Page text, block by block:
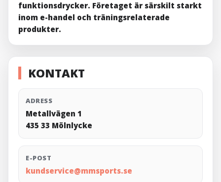
funktionsdrycker. Företaget är särskilt starkt
inom e-handel och träningsrelaterade
produkter.
KONTAKT
ADRESS
Metallvägen 1
435 33 Mölnlycke
E-POST
kundservice@mmsports.se